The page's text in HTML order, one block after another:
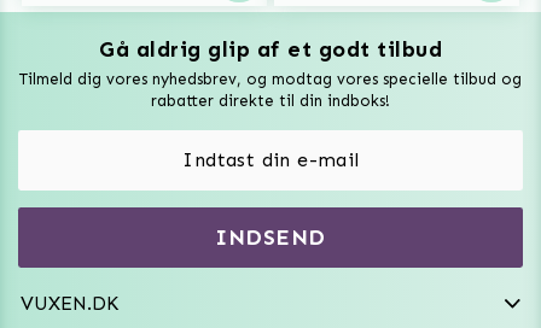
Gå aldrig glip af et godt tilbud
Tilmeld dig vores nyhedsbrev, og modtag vores specielle tilbud og
rabatter direkte til din indboks!
INDSEND
VUXEN.DK
VAT: SE556744520901
kundeservice@vuxen.dk
Vuxen Magazine
Vibratorer